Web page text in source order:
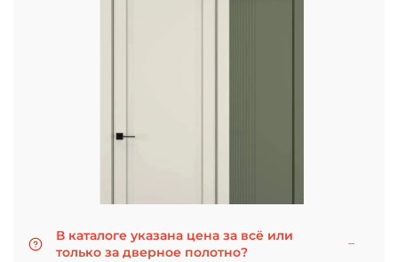
В каталоге указана цена за всё или
только за дверное полотно?